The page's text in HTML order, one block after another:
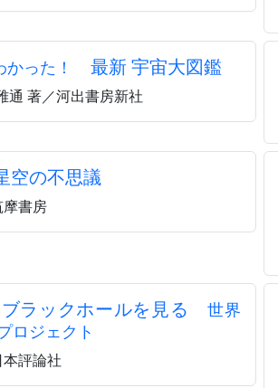
った！ 最新 宇宙大図鑑
通 著／河出書房新社
空の不思議
書房
ブラックホールを見る 世界
ロジェクト
評論社